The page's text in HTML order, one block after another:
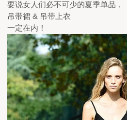
要说女人们必不可少的夏季单品，
吊带裙 & 吊带上衣
一定在内！